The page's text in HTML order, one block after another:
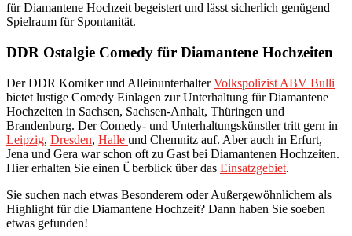
für Diamantene Hochzeit begeistert und lässt sicherlich genügend
Spielraum für Spontanität.
DDR Ostalgie Comedy für Diamantene Hochzeiten
Der DDR Komiker und AlleinunterhalterVolkspolizist ABV Bulli
bietet lustige Comedy Einlagen zur Unterhaltung für Diamantene
Hochzeiten in Sachsen, Sachsen-Anhalt, Thüringen und
Brandenburg. Der Comedy- und Unterhaltungskünstler tritt gern in
Leipzig, Dresden, Halle und Chemnitz auf. Aber auch in Erfurt,
Jena und Gera war schon oft zu Gast bei Diamantenen Hochzeiten.
Hier erhalten Sie einen Überblick über das Einsatzgebiet.
Sie suchen nach etwas Besonderem oder Außergewöhnlichem als
Highlight für die Diamantene Hochzeit? Dann haben Sie soeben
etwas gefunden!